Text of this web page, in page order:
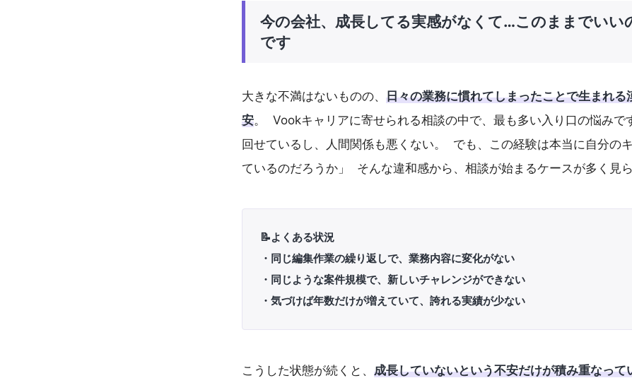
今の会社、成長してる実感がなくて…このままでいい
です
大きな不満はないものの、 日々の業務に慣れてしまったことで生まれる
安。 Vookキャリアに寄せられる相談の中で、最も多い入り口の悩みで
回せているし、人間関係も悪くない。 でも、この経験は本当に自分の
ているのだろうか」 そんな違和感から、相談が始まるケースが多く見ら
📝よくある状況
・同じ編集作業の繰り返しで、業務内容に変化がない
・同じような案件規模で、新しいチャレンジができない
・気づけば年数だけが増えていて、誇れる実績が少ない
こうした状態が続くと、 成長していないという不安だけが積み重なって